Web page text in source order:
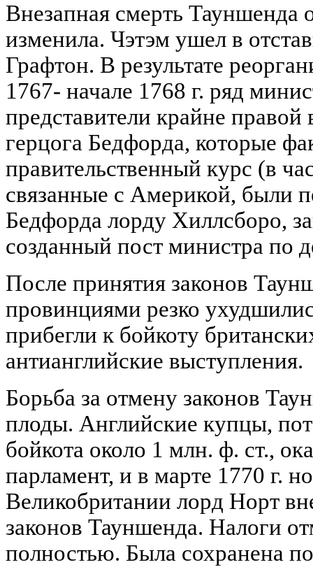
Внезапная смерть Тауншенда
изменила. Чэтэм ушел в
Графтон. В результате
1767- начале 1768 г. ряд
представители крайне
герцога Бедфорда, которые
правительственный курс (в
связанные с Америкой, были
Бедфорда лорду Хиллсборо,
созданный пост министра по
После принятия законов
провинциями резко
прибегли к бойкоту
антианглийские выступления.
Борьба за отмену законов
плоды. Английские купцы,
бойкота около 1 млн. ф. ст.,
парламент, и в марте 1770 г.
Великобритании лорд Норт
законов Тауншенда. Налоги
полностью. Была сохранена